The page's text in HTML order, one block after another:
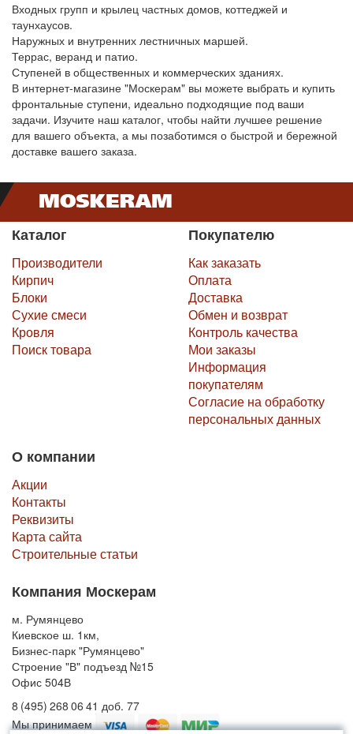
Входных групп и крылец частных домов, коттеджей и
таунхаусов.
Наружных и внутренних лестничных маршей.
Террас, веранд и патио.
Ступеней в общественных и коммерческих зданиях.
В интернет-магазине "Москерам" вы можете выбрать и купить
фронтальные ступени, идеально подходящие под ваши
задачи. Изучите наш каталог, чтобы найти лучшее решение
для вашего объекта, а мы позаботимся о быстрой и бережной
доставке вашего заказа.
Каталог
Производители
Кирпич
Блоки
Сухие смеси
Кровля
Поиск товара
Покупателю
Как заказать
Оплата
Доставка
Обмен и возврат
Контроль качества
Мои заказы
Информация
покупателям
Согласие на обработку
персональных данных
О компании
Акции
Контакты
Реквизиты
Карта сайта
Строительные статьи
Компания Москерам
м. Румянцево
Киевское ш. 1км,
Бизнес-парк "Румянцево"
Строение "В" подъезд №15
Офис 504В
8 (495) 268 06 41 доб. 77
Мы принимаем